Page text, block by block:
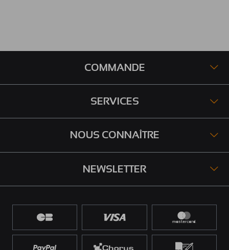
COMMANDE
SERVICES
NOUS CONNAÎTRE
NEWSLETTER